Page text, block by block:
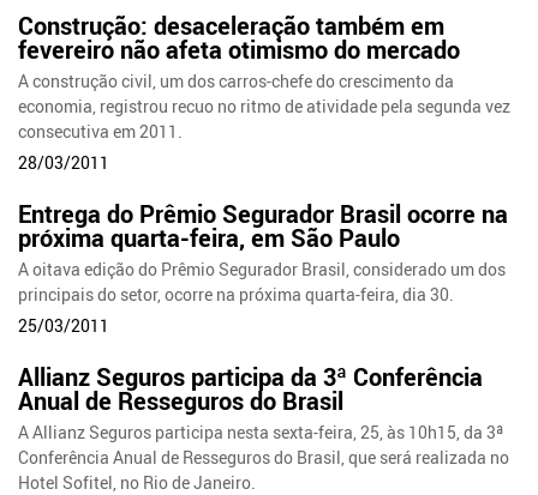
Construção: desaceleração também em
fevereiro não afeta otimismo do mercado
A construção civil, um dos carros-chefe do crescimento da
economia, registrou recuo no ritmo de atividade pela segunda vez
consecutiva em 2011.
28/03/2011
Entrega do Prêmio Segurador Brasil ocorre na
próxima quarta-feira, em São Paulo
A oitava edição do Prêmio Segurador Brasil, considerado um dos
principais do setor, ocorre na próxima quarta-feira, dia 30.
25/03/2011
Allianz Seguros participa da 3ª Conferência
Anual de Resseguros do Brasil
A Allianz Seguros participa nesta sexta-feira, 25, às 10h15, da 3ª
Conferência Anual de Resseguros do Brasil, que será realizada no
Hotel Sofitel, no Rio de Janeiro.